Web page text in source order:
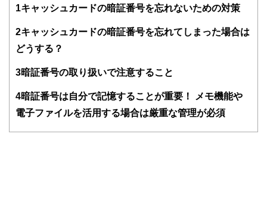
得者を中心に「お金や暮らし」に関する書籍・雑誌の編集経
験者で構成され、企画立案から記事掲載まですべての工程に
関わることで、読者目線のコンテンツを追求しています。
FinancialFieldの特徴は、ファイナンシャルプランナー、弁
ドバイザー、DCプランナー、公認会計士、社会保険労務
士、行政書士、投資アナリスト、キャリアコンサルタントな
ど150名以上の有資格者を執筆者・監修者として迎え、むず
をわかりやすく発信している点です。
1 キャッシュカードの暗証番号を忘れないための対策
2キャッシュカードの暗証番号を忘れてしまった場合は
どうする？
3暗証番号の取り扱いで注意すること
4暗証番号は自分で記憶することが重要！ メモ機能や
電子ファイルを活用する場合は厳重な管理が必須